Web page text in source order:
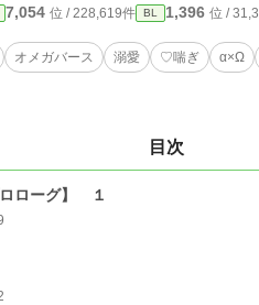
7,054 位 / 228,619件 BL 1,396 位 /
オメガバース 溺愛 ♡喘ぎ α×Ω
目次
ロローグ】 １